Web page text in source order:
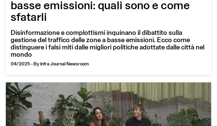
basse emissioni: quali sono e come
sfatarli
Disinformazione e complottismi inquinano il dibattito sulla
gestione del traffico delle zone a basse emissioni. Ecco come
distinguere i falsi miti dalle migliori politiche adottate dalle città nel
mondo
04/2025 - By Infra Journal Newsroom